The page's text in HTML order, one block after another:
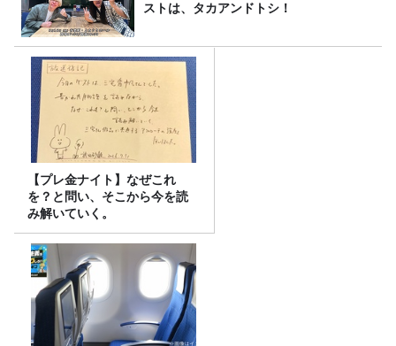
ストは、タカアンドトシ！
【プレ金ナイト】なぜこれ
を？と問い、そこから今を読
み解いていく。